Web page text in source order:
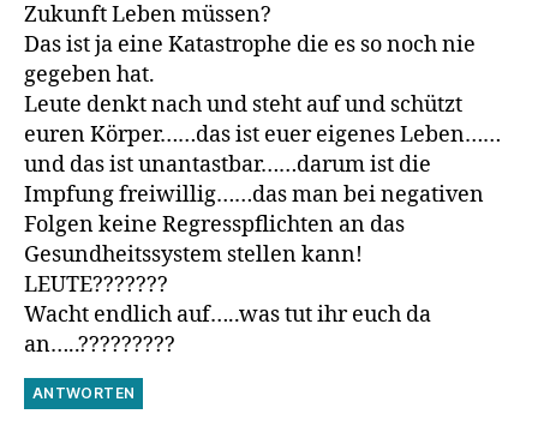
Zukunft Leben müssen?
Das ist ja eine Katastrophe die es so noch nie
gegeben hat.
Leute denkt nach und steht auf und schützt
euren Körper……das ist euer eigenes Leben……
und das ist unantastbar……darum ist die
Impfung freiwillig……das man bei negativen
Folgen keine Regresspflichten an das
Gesundheitssystem stellen kann!
LEUTE???????
Wacht endlich auf…..was tut ihr euch da
an…..?????????
ANTWORTEN